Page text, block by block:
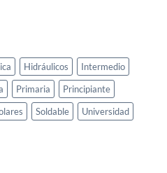
Hidráulicos
Intermedio
Primaria
Principiante
Soldable Universidad